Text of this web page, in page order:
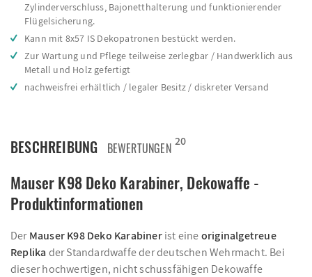
Zylinderverschluss, Bajonetthalterung und funktionierender
Flügelsicherung.
Kann mit 8x57 IS Dekopatronen bestückt werden.
Zur Wartung und Pflege teilweise zerlegbar / Handwerklich aus
Metall und Holz gefertigt
nachweisfrei erhältlich / legaler Besitz / diskreter Versand
BESCHREIBUNG BEWERTUNGEN 20
Mauser K98 Deko Karabiner, Dekowaffe -
Produktinformationen
DerMauser K98 Deko Karabinerist eineoriginalgetreue
Replika der Standardwaffe der deutschen Wehrmacht. Bei
dieser hochwertigen, nicht schussfähigen Dekowaffe